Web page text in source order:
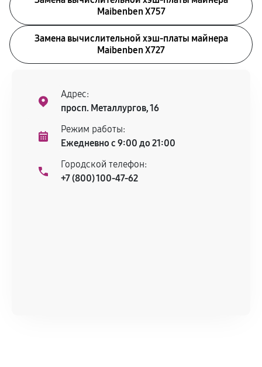
Maibenben X757
Замена вычислительной хэш-платы майнера
Maibenben X727
Адрес:
просп. Металлургов, 16
Режим работы:
Ежедневно с 9:00 до 21:00
Городской телефон:
+7 (800) 100-47-62